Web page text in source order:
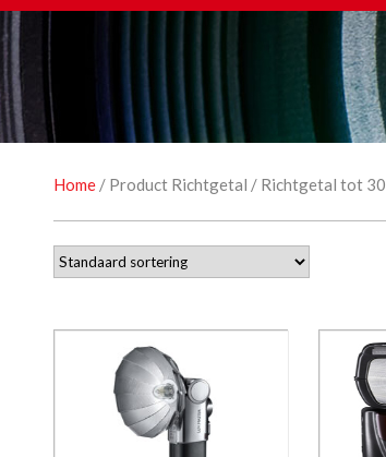
Home / Product Richtgetal / Richtgetal tot 30